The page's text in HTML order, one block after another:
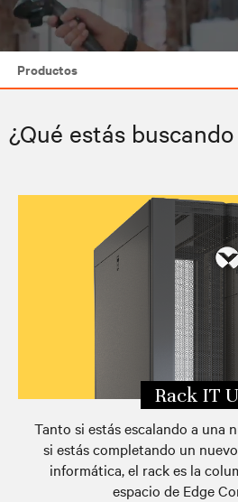
Productos
Informe sobre Edge Archetypes 2.0
Contacta con Vertiv
¿Qué estás
Rack IT
Tanto si estás escalando a una
si estás completando un
informática, el rack es la
espacio de Edge